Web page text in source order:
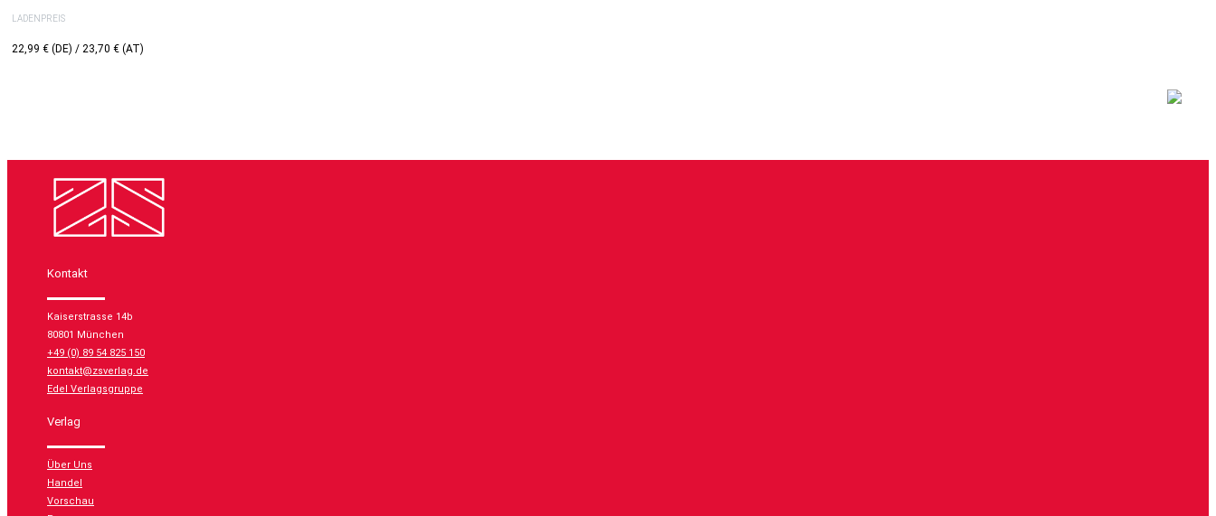
LADENPREIS
22,99 € (DE) / 23,70 € (AT)
Kontakt
Kaiserstrasse 14b
80801 München
+49 (0) 89 54 825 150
kontakt@zsverlag.de
Edel Verlagsgruppe
Verlag
Über Uns
Handel
Vorschau